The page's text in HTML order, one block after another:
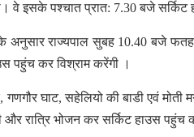
वे इसके पश्चात प्रात: 7.30 बजे सर्किट
के अनुसार राज्यपाल सुबह 10.40 बजे
पहुंच कर विश्राम करेंगी ।
गणगौर घाट, सहेलियो की बाडी एवं
रात्रि भोजन कर सर्किट हाउस पहुंच